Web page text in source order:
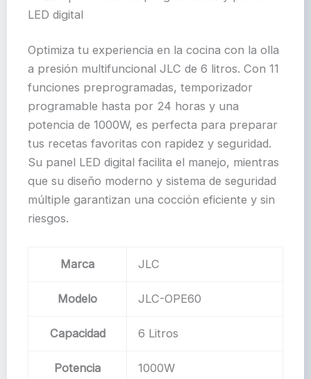
LED digital
Optimiza tu experiencia en la cocina con la olla
a presión multifuncional JLC de 6 litros. Con 11
funciones preprogramadas, temporizador
programable hasta por 24 horas y una
potencia de 1000W, es perfecta para preparar
tus recetas favoritas con rapidez y seguridad.
Su panel LED digital facilita el manejo, mientras
que su diseño moderno y sistema de seguridad
múltiple garantizan una cocción eficiente y sin
riesgos.
Marca JLC
Modelo JLC-OPE60
Capacidad 6 Litros
Potencia 1000W